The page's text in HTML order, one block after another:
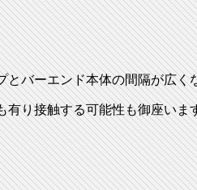
バーエンド本体の間隔が広く
有り接触する可能性も御座いま